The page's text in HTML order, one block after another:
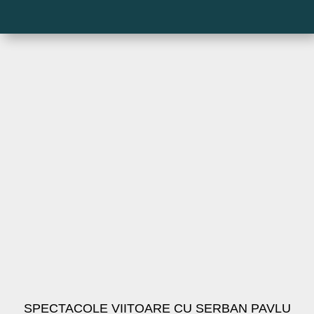
SPECTACOLE VIITOARE CU SERBAN PAVLU